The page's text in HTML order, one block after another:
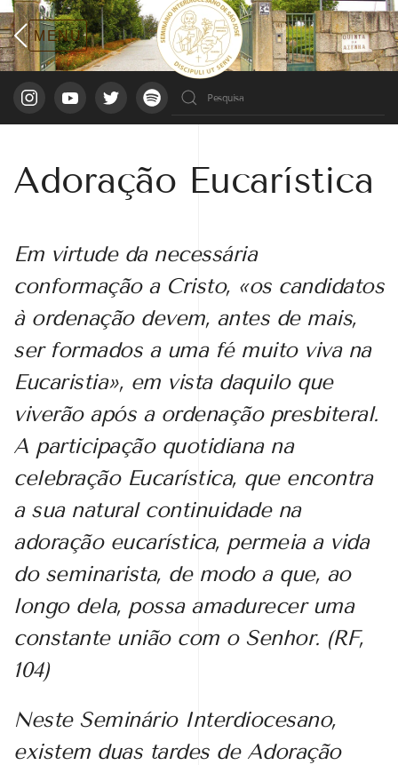
Adoração Eucarística
Em virtude da necessária
conformação a Cristo, «os candidatos
à ordenação devem, antes de mais,
ser formados a uma fé muito viva na
Eucaristia», em vista daquilo que
viverão após a ordenação presbiteral.
A participação quotidiana na
celebração Eucarística, que encontra
a sua natural continuidade na
adoração eucarística, permeia a vida
do seminarista, de modo a que, ao
longo dela, possa amadurecer uma
constante união com o Senhor. (RF,
104)
Neste Seminário Interdiocesano,
existem duas tardes de Adoração